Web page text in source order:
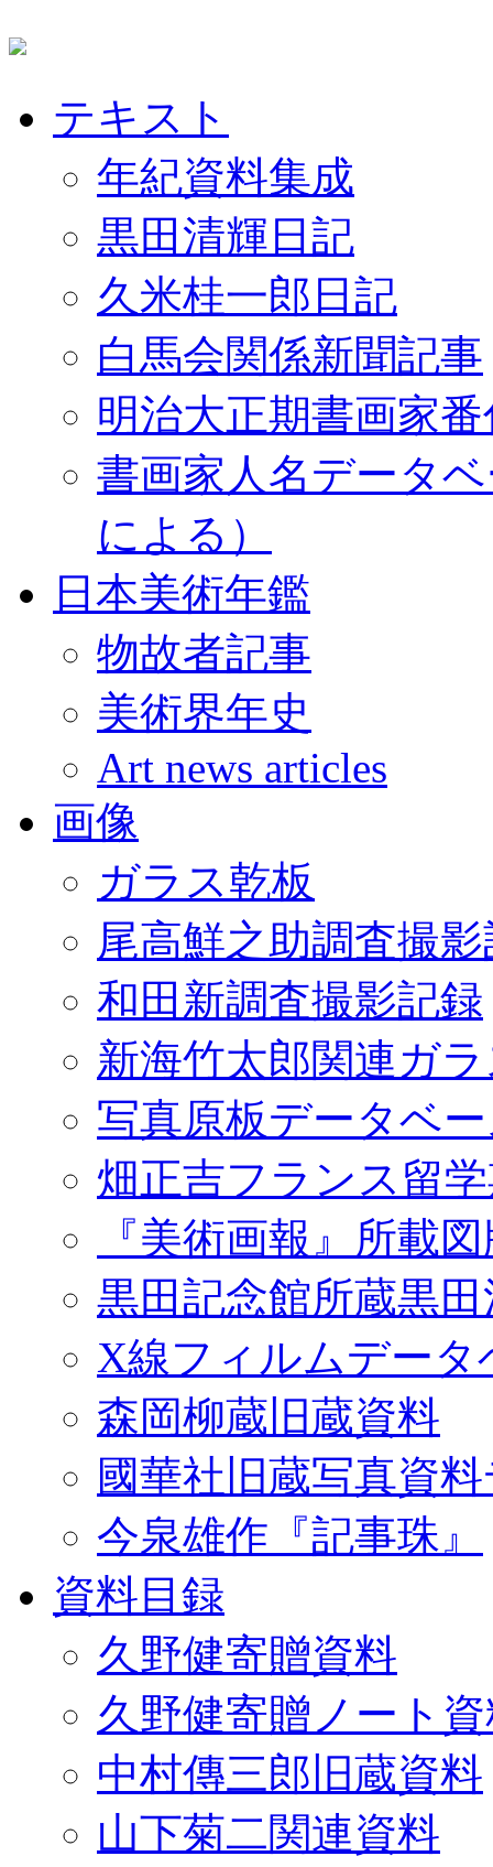
テキスト
年紀資料集成
黒田清輝日記
久米桂一郎日記
白馬会関係新聞記事
明治大正期書画家
書画家人名データ
による）
日本美術年鑑
物故者記事
美術界年史
Art news articles
画像
ガラス乾板
尾高鮮之助調査撮
和田新調査撮影記録
新海竹太郎関連ガ
写真原板データベ
畑正吉フランス留
『美術画報』所載
黒田記念館所蔵黒
X線フィルムデータ
森岡柳蔵旧蔵資料
國華社旧蔵写真資
今泉雄作『記事珠』
資料目録
久野健寄贈資料
久野健寄贈ノート
中村傳三郎旧蔵資料
山下菊二関連資料